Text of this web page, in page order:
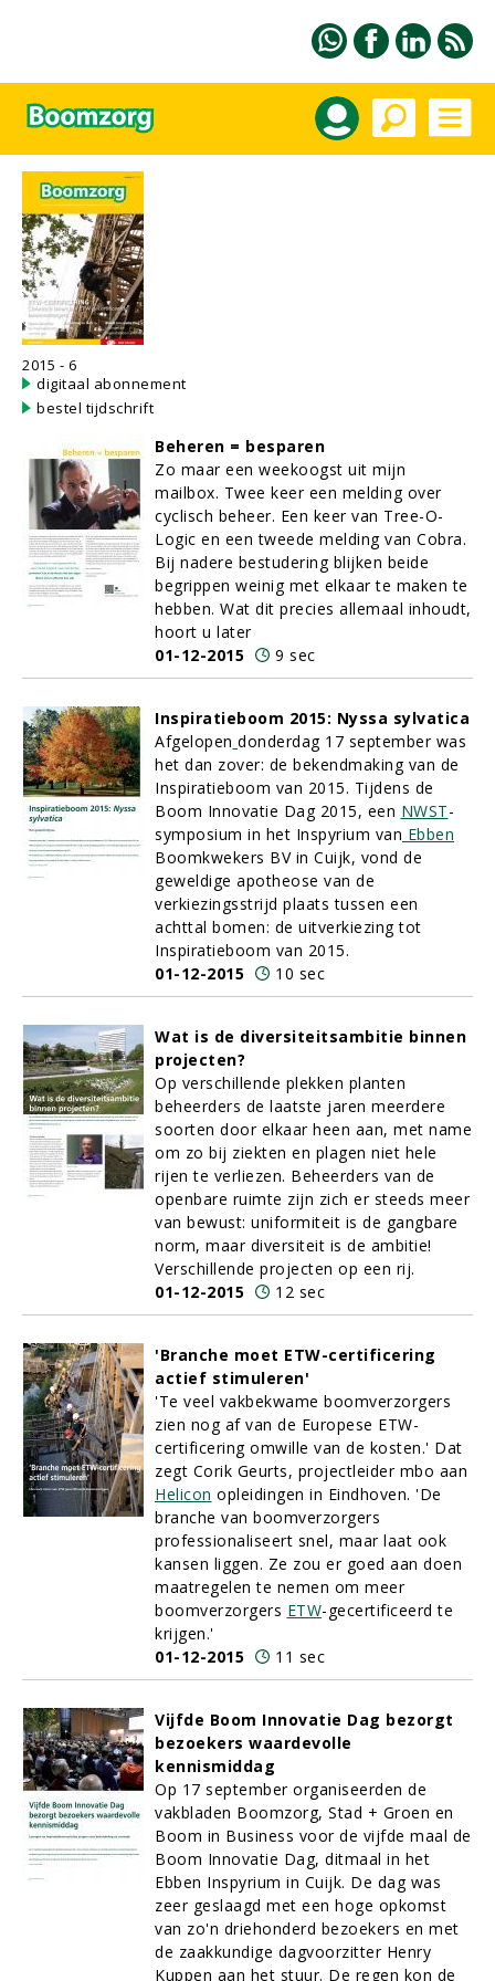
2015 - 6
digitaal abonnement
bestel tijdschrift
Beheren = besparen
Zo maar een weekoogst uit mijn
mailbox. Twee keer een melding over
cyclisch beheer. Een keer van Tree-O-
Logic en een tweede melding van Cobra.
Bij nadere bestudering blijken beide
begrippen weinig met elkaar te maken te
hebben. Wat dit precies allemaal inhoudt,
hoort u later
01-12-2015
9 sec
Inspiratieboom 2015: Nyssa sylvatica
Afgelopen donderdag 17 september was
het dan zover: de bekendmaking van de
Inspiratieboom van 2015. Tijdens de
Boom Innovatie Dag 2015, een NWST-
symposium in het Inspyrium van Ebben
Boomkwekers BV in Cuijk, vond de
geweldige apotheose van de
verkiezingsstrijd plaats tussen een
achttal bomen: de uitverkiezing tot
Inspiratieboom van 2015.
01-12-2015
10 sec
Wat is de diversiteitsambitie binnen
projecten?
Op verschillende plekken planten
beheerders de laatste jaren meerdere
soorten door elkaar heen aan, met name
om zo bij ziekten en plagen niet hele
rijen te verliezen. Beheerders van de
openbare ruimte zijn zich er steeds meer
van bewust: uniformiteit is de gangbare
norm, maar diversiteit is de ambitie!
Verschillende projecten op een rij.
01-12-2015
12 sec
'Branche moet ETW-certificering
actief stimuleren'
'Te veel vakbekwame boomverzorgers
zien nog af van de Europese ETW-
certificering omwille van de kosten.' Dat
zegt Corik Geurts, projectleider mbo aan
Helicon opleidingen in Eindhoven. 'De
branche van boomverzorgers
professionaliseert snel, maar laat ook
kansen liggen. Ze zou er goed aan doen
maatregelen te nemen om meer
boomverzorgers ETW-gecertificeerd te
krijgen.'
01-12-2015
11 sec
Vijfde Boom Innovatie Dag bezorgt
bezoekers waardevolle
kennismiddag
Op 17 september organiseerden de
vakbladen Boomzorg, Stad + Groen en
Boom in Business voor de vijfde maal de
Boom Innovatie Dag, ditmaal in het
Ebben Inspyrium in Cuijk. De dag was
zeer geslaagd met een hoge opkomst
van zo'n driehonderd bezoekers en met
de zaakkundige dagvoorzitter Henry
Kuppen aan het stuur. De regen kon de